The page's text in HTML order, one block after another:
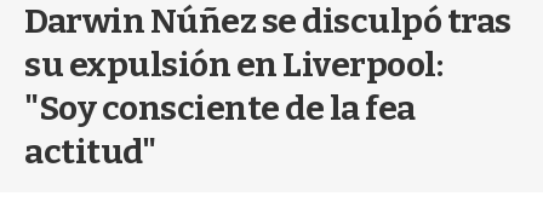
r
b
Darwin Núñez se disculpó tras
su expulsión en Liverpool:
"Soy consciente de la fea
actitud"